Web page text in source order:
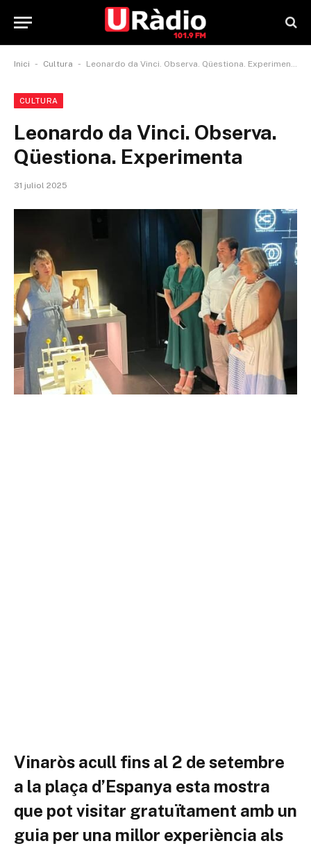
Inici - Cultura - Leonardo da Vinci. Observa. Qüestiona. Experimenta
CULTURA
Leonardo da Vinci. Observa.
Qüestiona. Experimenta
31 juliol 2025
Vinaròs acull fins al 2 de setembre
a la plaça d’Espanya esta mostra
que pot visitar gratuïtament amb un
guia per una millor experiència als